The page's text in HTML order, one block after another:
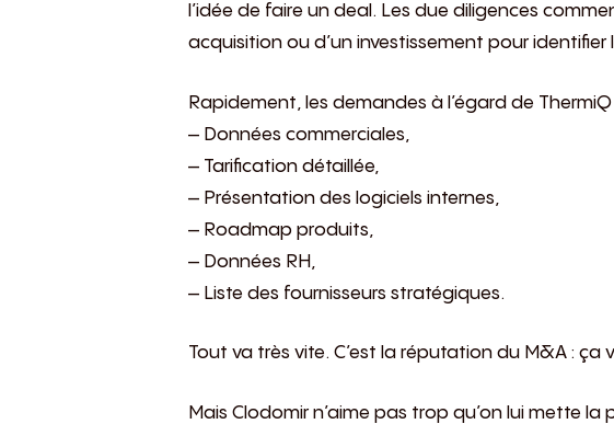
l’idée de faire un deal. Les due diligences
acquisition ou d’un investissement pour
Rapidement, les demandes à l’égard de ThermiQ
– Données commerciales,
– Tarification détaillée,
– Présentation des logiciels internes,
– Roadmap produits,
– Données RH,
– Liste des fournisseurs stratégiques.
Tout va très vite. C’est la réputation du M&A :
Mais Clodomir n’aime pas trop qu’on lui mette la